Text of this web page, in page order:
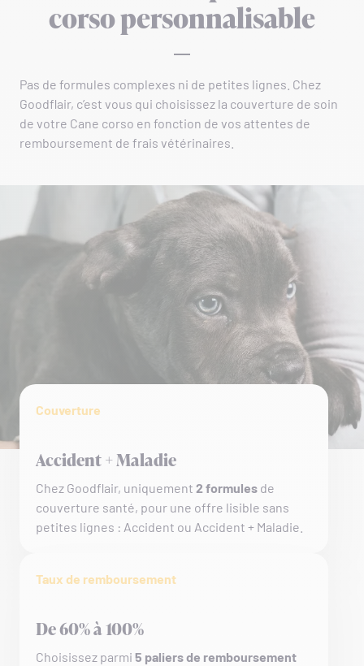
corso personnalisable
Pas de formules complexes ni de petites lignes. Chez
Goodflair, c’est vous qui choisissez la couverture de soin
de votre Cane corso en fonction de vos attentes de
remboursement de frais vétérinaires.
Couverture
Accident + Maladie
Chez Goodflair, uniquement 2 formules de
couverture santé, pour une offre lisible sans
petites lignes : Accident ou Accident + Maladie.
Taux de remboursement
De 60% à 100%
Choisissez parmi 5 paliers de remboursement